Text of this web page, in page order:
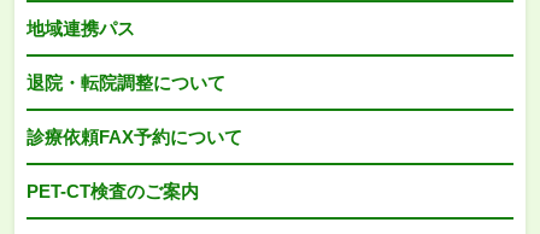
地域連携パス
退院・転院調整について
診療依頼FAX予約について
PET-CT検査のご案内